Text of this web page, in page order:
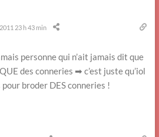
23 h 43 min
personne qui n’ait jamais dit que
des conneries ➡ c’est juste qu’iol
broder DES conneries !